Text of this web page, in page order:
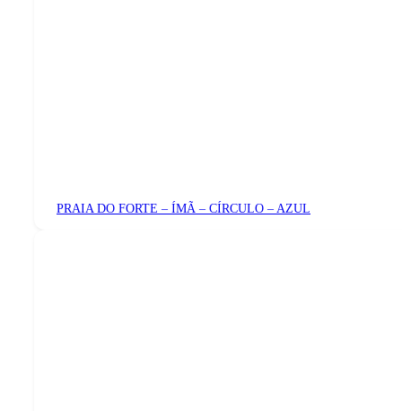
PRAIA DO FORTE – ÍMÃ – CÍRCULO – AZUL